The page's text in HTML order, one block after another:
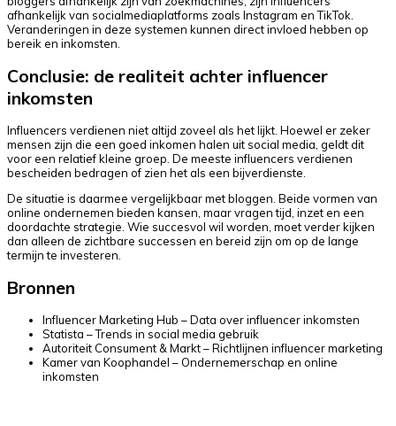
afhankelijk van socialmediaplatforms zoals Instagram en TikTok.
Veranderingen in deze systemen kunnen direct invloed hebben op
bereik en inkomsten.
Conclusie: de realiteit achter influencer
inkomsten
Influencers verdienen niet altijd zoveel als het lijkt. Hoewel er zeker
mensen zijn die een goed inkomen halen uit social media, geldt dit
voor een relatief kleine groep. De meeste influencers verdienen
bescheiden bedragen of zien het als een bijverdienste.
De situatie is daarmee vergelijkbaar met bloggen. Beide vormen van
online ondernemen bieden kansen, maar vragen tijd, inzet en een
doordachte strategie. Wie succesvol wil worden, moet verder kijken
dan alleen de zichtbare successen en bereid zijn om op de lange
termijn te investeren.
Bronnen
Influencer Marketing Hub – Data over influencer inkomsten
Statista – Trends in social media gebruik
Autoriteit Consument & Markt – Richtlijnen influencer marketing
Kamer van Koophandel – Ondernemerschap en online
inkomsten